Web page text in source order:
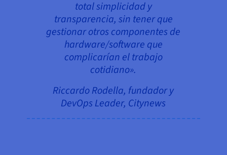
total simplicidad y
transparencia, sin tener que
gestionar otros componentes de
hardware/software que
complicarían el trabajo
cotidiano».
Riccardo Rodella, fundador y
DevOps Leader, Citynews